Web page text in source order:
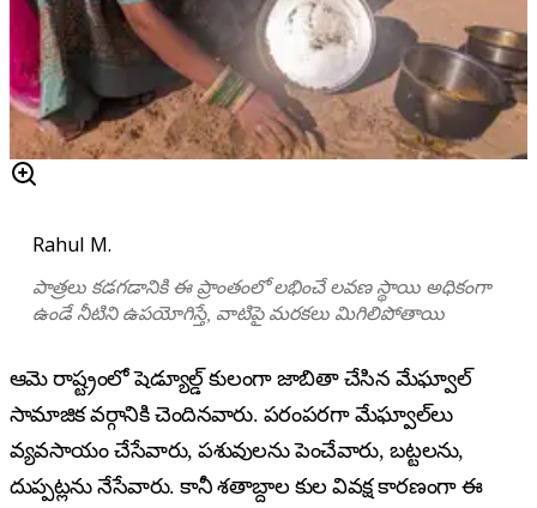
Rahul M.
పాత్రలు కడగడానికి ఈ ప్రాంతంలో లభించే లవణ స్థాయి అధికంగా
ఉండే నీటిని ఉపయోగిస్తే, వాటిపై మరకలు మిగిలిపోతాయి
ఆమె రాష్ట్రంలో షెడ్యూల్డ్ కులంగా జాబితా చేసిన మేఘ్వాల్
సామాజిక వర్గానికి చెందినవారు. పరంపరగా మేఘ్వాల్‌లు
వ్యవసాయం చేసేవారు, పశువులను పెంచేవారు, బట్టలను,
దుప్పట్లను నేసేవారు. కానీ శతాబ్దాల కుల వివక్ష కారణంగా ఈ